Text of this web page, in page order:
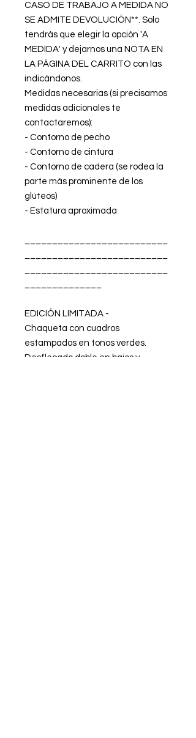
CASO DE TRABAJO A MEDIDA NO
SE ADMITE DEVOLUCIÓN**. Solo
tendrás que elegir la opción 'A
MEDIDA' y dejarnos una NOTA EN
LA PÁGINA DEL CARRITO con las
indicándonos.
Medidas necesarias (si precisamos
medidas adicionales te
contactaremos):
- Contorno de pecho
- Contorno de cintura
- Contorno de cadera (se rodea la
parte más prominente de los
glúteos)
- Estatura aproximada
EDICIÓN LIMITADA -
Chaqueta con cuadros
estampados en tonos verdes.
Desflecado doble en bajos y